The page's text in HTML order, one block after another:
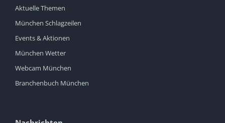
Aktuelle Themen
München Schlagzeilen
Events & Aktionen
München Wetter
Webcam München
Branchenbuch München